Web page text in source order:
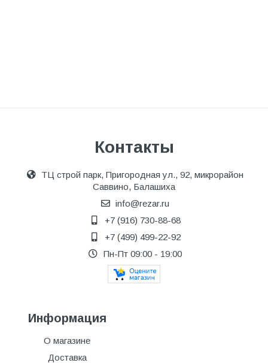
Контакты
ТЦ строй парк, Пригородная ул., 92, микрорайон
Саввино, Балашиха
info@rezar.ru
+7 (916) 730-88-68
+7 (499) 499-22-92
Пн-Пт 09:00 - 19:00
Информация
О магазине
Доставка